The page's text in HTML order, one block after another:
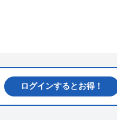
ログインするとお得！